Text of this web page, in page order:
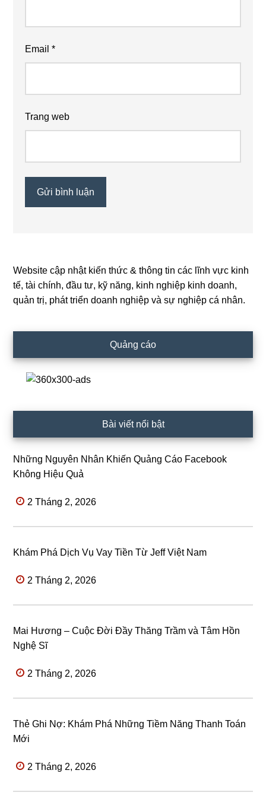
Email*
Trang web
Primary
Sidebar
Website cập nhật kiến thức & thông tin các lĩnh vực kinh
tế, tài chính, đầu tư, kỹ năng, kinh nghiệp kinh doanh,
quản trị, phát triển doanh nghiệp và sự nghiệp cá nhân.
Quảng cáo
Bài viết nổi bật
Những Nguyên Nhân Khiến Quảng Cáo Facebook
Không Hiệu Quả
2 Tháng 2, 2026
Khám Phá Dịch Vụ Vay Tiền Từ Jeff Việt Nam
2 Tháng 2, 2026
Mai Hương – Cuộc Đời Đầy Thăng Trầm và Tâm Hồn
Nghệ Sĩ
2 Tháng 2, 2026
Thẻ Ghi Nợ: Khám Phá Những Tiềm Năng Thanh Toán
Mới
2 Tháng 2, 2026